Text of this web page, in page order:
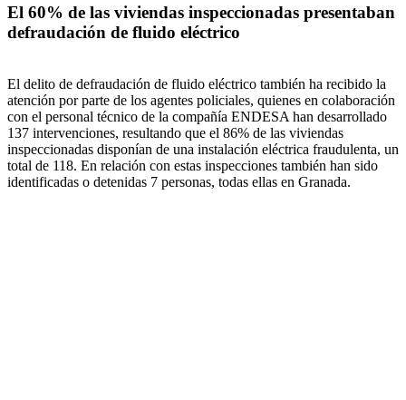
El 60% de las viviendas inspeccionadas presentaban
defraudación de fluido eléctrico
El delito de defraudación de fluido eléctrico también ha recibido la
atención por parte de los agentes policiales, quienes en colaboración
con el personal técnico de la compañía ENDESA han desarrollado
137 intervenciones, resultando que el 86% de las viviendas
inspeccionadas disponían de una instalación eléctrica fraudulenta, un
total de 118. En relación con estas inspecciones también han sido
identificadas o detenidas 7 personas, todas ellas en Granada.